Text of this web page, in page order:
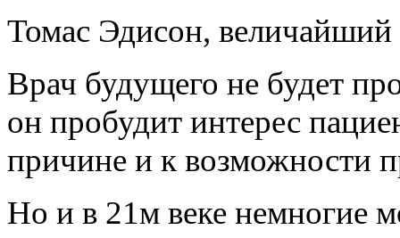
Томас Эдисон, величайший
Врач будущего не будет
он пробудит интерес
причине и к возможности
Но и в 21м веке немногие